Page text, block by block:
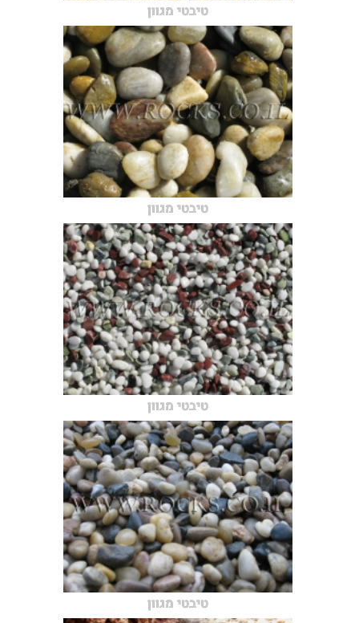
טיבטי מגוון
טיבטי מגוון
טיבטי מגוון
טיבטי מגוון